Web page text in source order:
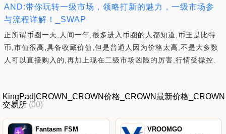
AND:带你玩转一级市场，领略打新的魅力，一级市场参
与流程详解！_SWAP
正所谓币圈一天,人间一年,很多进入币圈的人都知道,币王是比特
币,市值很高,具备收藏价值,但是普通人因为价格太高,不是大多数
人可以直接购入的,再加上现在二级市场凶险的厉害,行情受操控.
KingPad|CROWN_CROWN价格_CROWN最新价格_CROWN
交易所 (00)
Fantasm FSM VROOMGO